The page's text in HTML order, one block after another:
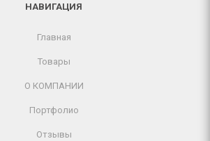
НАВИГАЦИЯ
Главная
Товары
О КОМПАНИИ
Портфолио
Отзывы